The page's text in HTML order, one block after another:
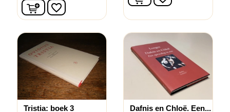
In winkelwagen
favorite_border
Tristia: boek 3 Dafnis en Chloë. Een...